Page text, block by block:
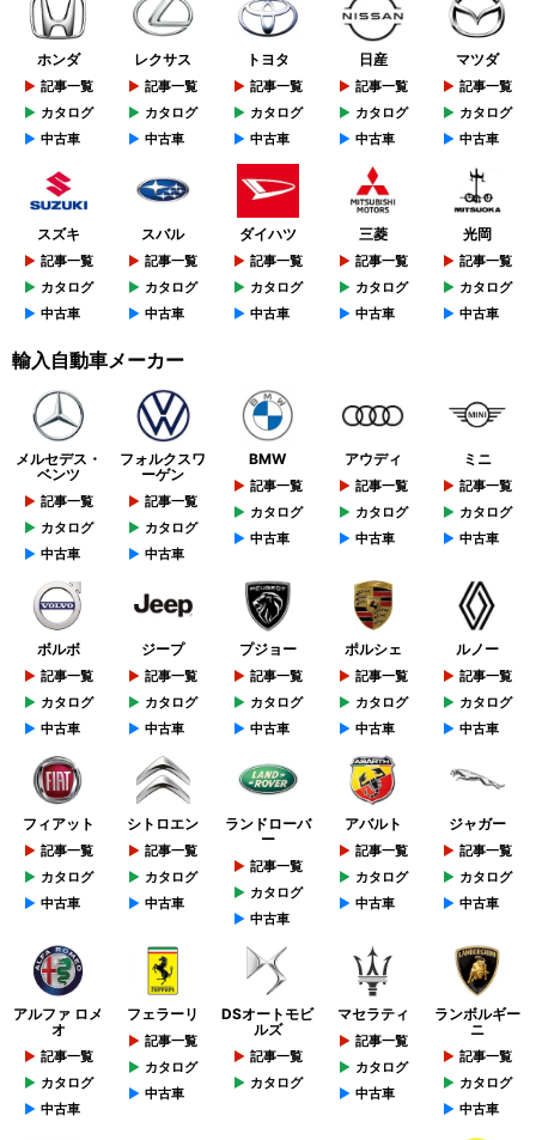
ホンダ
記事一覧
カタログ
中古車
レクサス
記事一覧
カタログ
中古車
トヨタ
記事一覧
カタログ
中古車
日産
記事一覧
カタログ
中古車
マツダ
記事一覧
カタログ
中古車
スズキ
記事一覧
カタログ
中古車
スバル
記事一覧
カタログ
中古車
ダイハツ
記事一覧
カタログ
中古車
三菱
記事一覧
カタログ
中古車
光岡
記事一覧
カタログ
中古車
輸入自動車メーカー
メルセデス・
ベンツ
記事一覧
カタログ
中古車
フォルクスワ
ーゲン
記事一覧
カタログ
中古車
BMW
記事一覧
カタログ
中古車
アウディ
記事一覧
カタログ
中古車
ミニ
記事一覧
カタログ
中古車
ボルボ
記事一覧
カタログ
中古車
ジープ
記事一覧
カタログ
中古車
プジョー
記事一覧
カタログ
中古車
ポルシェ
記事一覧
カタログ
中古車
ルノー
記事一覧
カタログ
中古車
フィアット
記事一覧
カタログ
中古車
シトロエン
記事一覧
カタログ
中古車
ランドローバ
ー
記事一覧
カタログ
中古車
アバルト
記事一覧
カタログ
中古車
ジャガー
記事一覧
カタログ
中古車
アルファ ロメ
オ
記事一覧
カタログ
中古車
フェラーリ
記事一覧
カタログ
中古車
DSオートモビ
ルズ
記事一覧
カタログ
マセラティ
記事一覧
カタログ
中古車
ランボルギー
ニ
記事一覧
カタログ
中古車